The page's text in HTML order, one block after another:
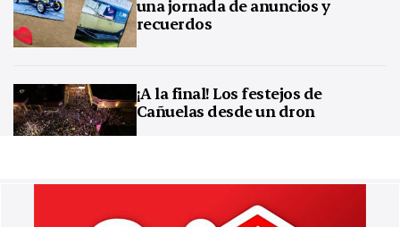
una jornada de anuncios y
recuerdos
¡A la final! Los festejos de
Cañuelas desde un dron